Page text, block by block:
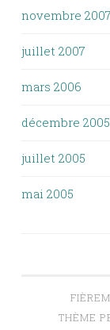
novembre
juillet 2007
mars 2006
décembre 2005
juillet 2005
mai 2005
THÈME